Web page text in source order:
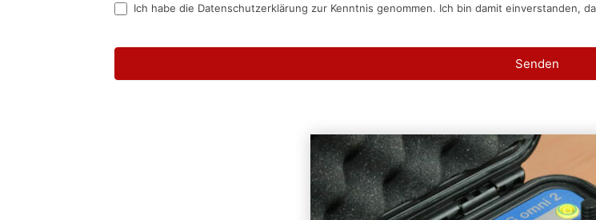
Ich habe die Datenschutzerklärung zur Kenntnis genommen. Ich bin damit einverstanden,
Senden